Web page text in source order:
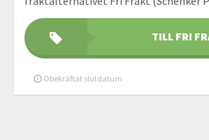
TILL FRI
Obekräftat slutdatum